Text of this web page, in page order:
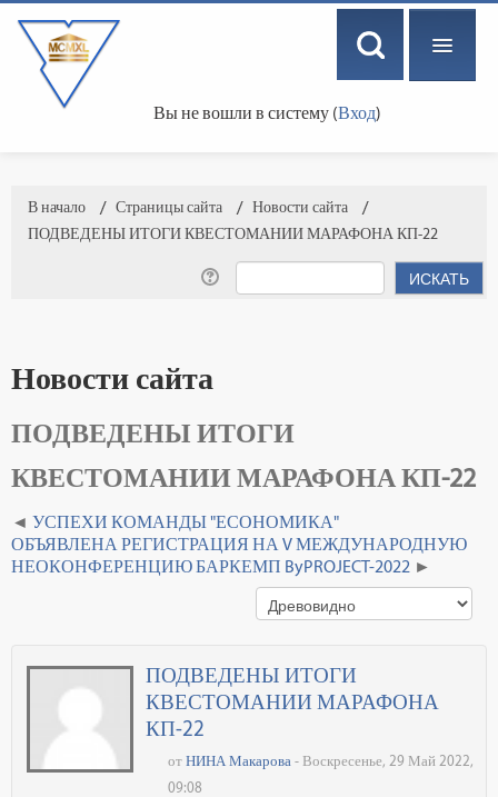
Вы не вошли в систему (Вход)
В начало → Страницы сайта → Новости сайта
→
ПОДВЕДЕНЫ ИТОГИ КВЕСТОМАНИИ МАРАФОНА КП-22
Новости сайта
ПОДВЕДЕНЫ ИТОГИ
КВЕСТОМАНИИ МАРАФОНА КП-22
УСПЕХИ КОМАНДЫ "ЕСОНОМИКА"
ОБЪЯВЛЕНА РЕГИСТРАЦИЯ НА V МЕЖДУНАРОДНУЮ
НЕОКОНФЕРЕНЦИЮ БАРКЕМП ByPROJECT-2022
ПОДВЕДЕНЫ ИТОГИ
КВЕСТОМАНИИ МАРАФОНА
КП-22
от НИНА Макарова - Воскресенье, 29 Май 2022,
09:08